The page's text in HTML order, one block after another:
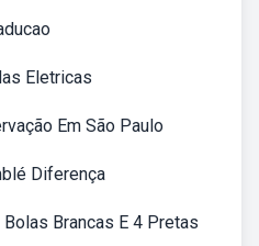
Eletricas
Em São Paulo
Diferença
Bolas Brancas E 4 Pretas